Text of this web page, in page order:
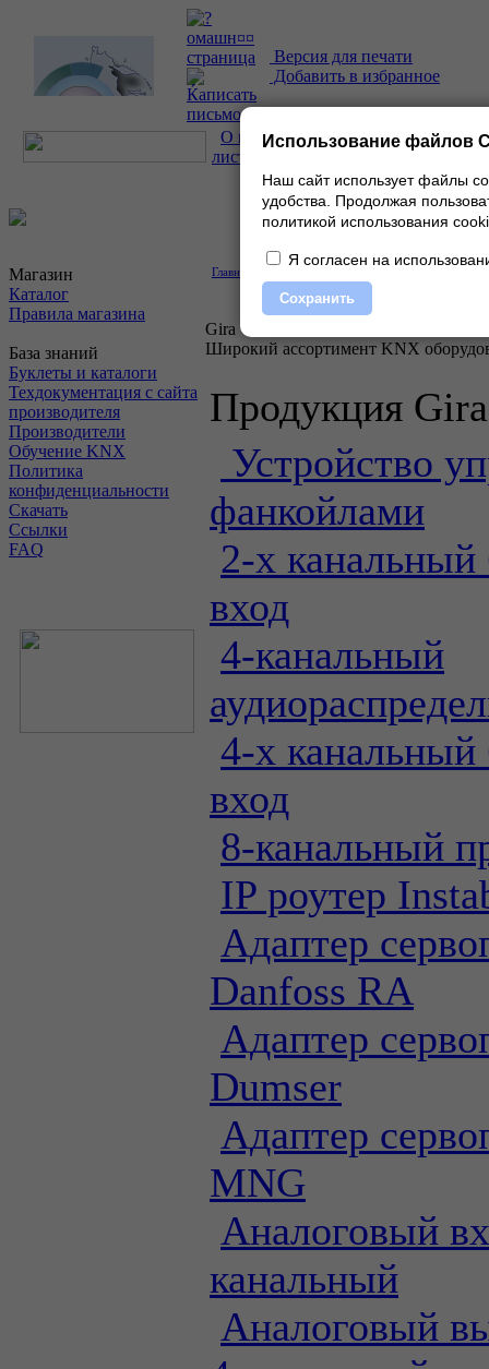
Версия для печати
Добавить в избранное
О проекте| Каталог| Прайс-
лист
Магазин
Каталог
Правила магазина
База знаний
Буклеты и каталоги
Техдокументация с сайта
производителя
Производители
Обучение KNX
Политика
конфиденциальности
Скачать
Ссылки
FAQ
Главная
Gira
Широкий ассортимент KNX
Продукция Gira
Устройство
фанкойлами
2-х
вход
4-канальный
4-х
вход
8-канальный
IP роутер
Адаптер
Danfoss RA
Адаптер
Dumser
Адаптер
MNG
Аналоговый
канальный
Аналоговый
Использование файлов
Наш сайт использует файлы
удобства. Продолжая
политикой использования
Я согласен на
Сохранить